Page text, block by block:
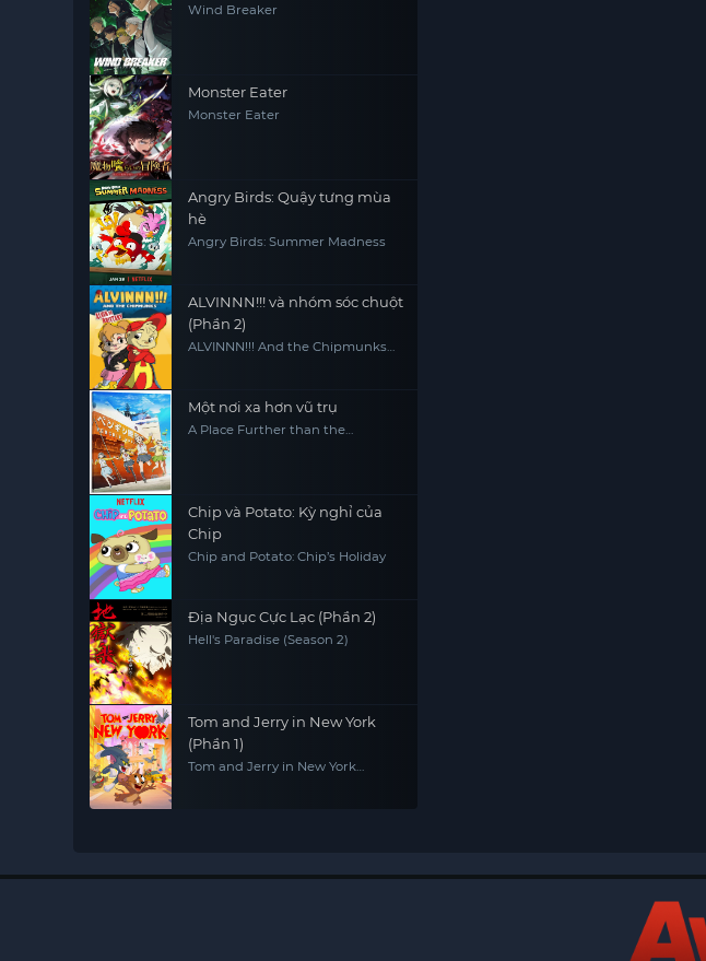
Wind Breaker
Monster Eater
Monster Eater
Angry Birds: Quậy tưng mùa
hè
Angry Birds: Summer Madness
ALVINNN!!! và nhóm sóc chuột
(Phần 2)
ALVINNN!!! And the Chipmunks
Một nơi xa hơn vũ trụ
A Place Further than the
Chip và Potato: Kỳ nghỉ của
Chip
Chip and Potato: Chip’s Holiday
Địa Ngục Cực Lạc (Phần 2)
Hell's Paradise (Season 2)
Tom and Jerry in New York
(Phần 1)
Tom and Jerry in New York